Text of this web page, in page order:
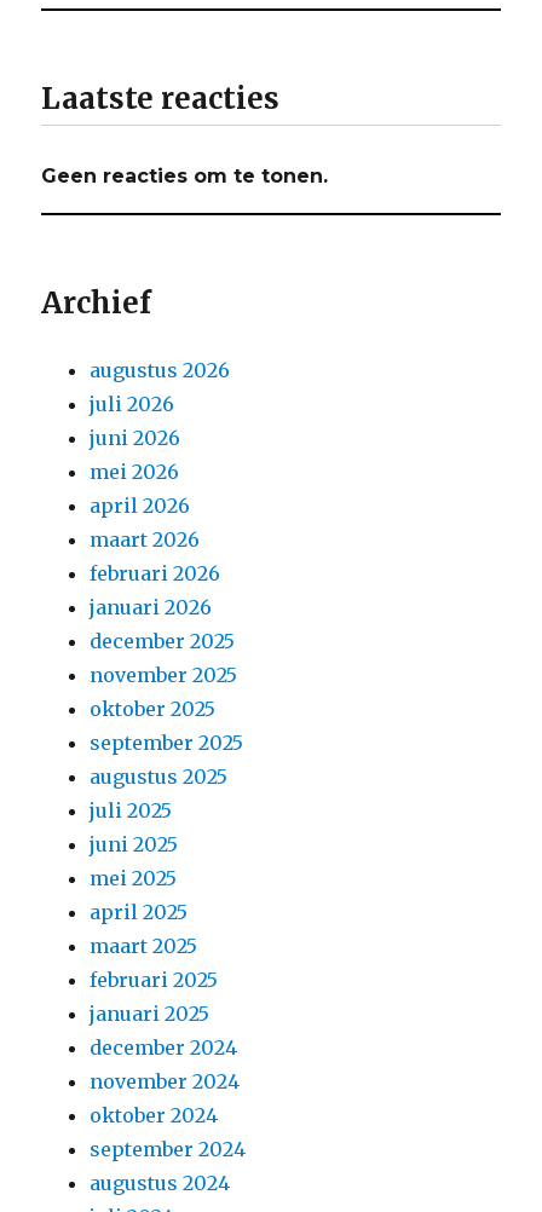
Laatste reacties
Geen reacties om te tonen.
Archief
augustus 2026
juli 2026
juni 2026
mei 2026
april 2026
maart 2026
februari 2026
januari 2026
december 2025
november 2025
oktober 2025
september 2025
augustus 2025
juli 2025
juni 2025
mei 2025
april 2025
maart 2025
februari 2025
januari 2025
december 2024
november 2024
oktober 2024
september 2024
augustus 2024